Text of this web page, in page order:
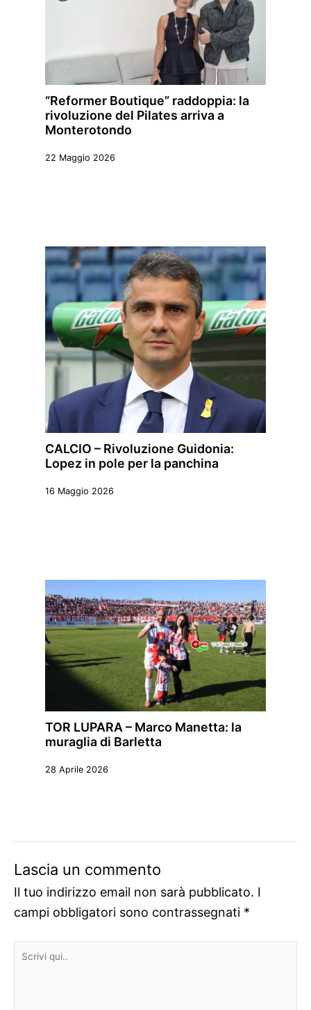
“Reformer Boutique” raddoppia: la
rivoluzione del Pilates arriva a
Monterotondo
22 Maggio 2026
CALCIO – Rivoluzione Guidonia:
Lopez in pole per la panchina
16 Maggio 2026
TOR LUPARA – Marco Manetta: la
muraglia di Barletta
28 Aprile 2026
Lascia un commento
Il tuo indirizzo email non sarà pubblicato. I
campi obbligatori sono contrassegnati *
Scrivi